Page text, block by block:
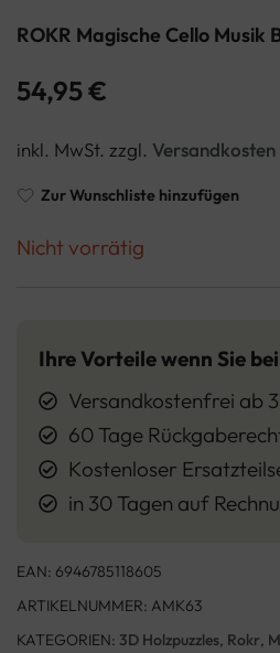
ROKR Magische Cello Musik
54,95€
inkl. MwSt. zzgl. Versandkosten
Zur Wunschliste hinzufügen
Nicht vorrätig
Ihre Vorteile wenn Sie
Versandkostenfrei ab
60 Tage
Kostenloser
in 30 Tagen auf
EAN: 6946785118605
ARTIKELNUMMER: AMK63
KATEGORIEN: 3D Holzpuzzles, Rokr,